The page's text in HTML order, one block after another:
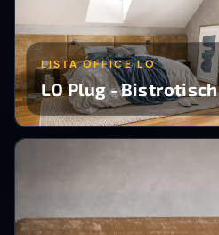
LISTA OFFICE LO
LO Plug - Bistrotisch